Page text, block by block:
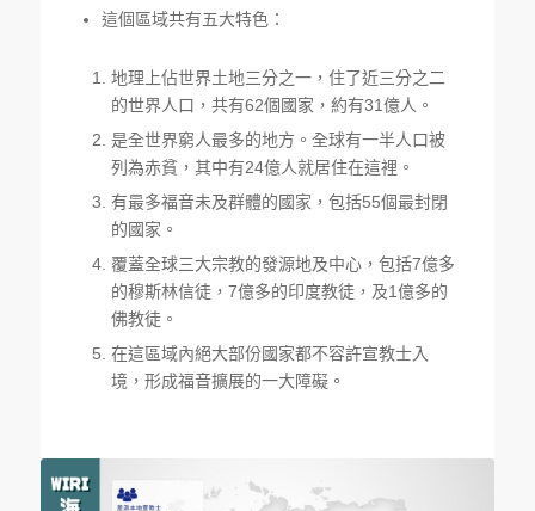
這個區域共有五大特色：
地理上佔世界土地三分之一，住了近三分之二
的世界人口，共有62個國家，約有31億人。
是全世界窮人最多的地方。全球有一半人口被
列為赤貧，其中有24億人就居住在這裡。
有最多福音未及群體的國家，包括55個最封閉
的國家。
覆蓋全球三大宗教的發源地及中心，包括7億多
的穆斯林信徒，7億多的印度教徒，及1億多的
佛教徒。
在這區域內絕大部份國家都不容許宣教士入
境，形成福音擴展的一大障礙。